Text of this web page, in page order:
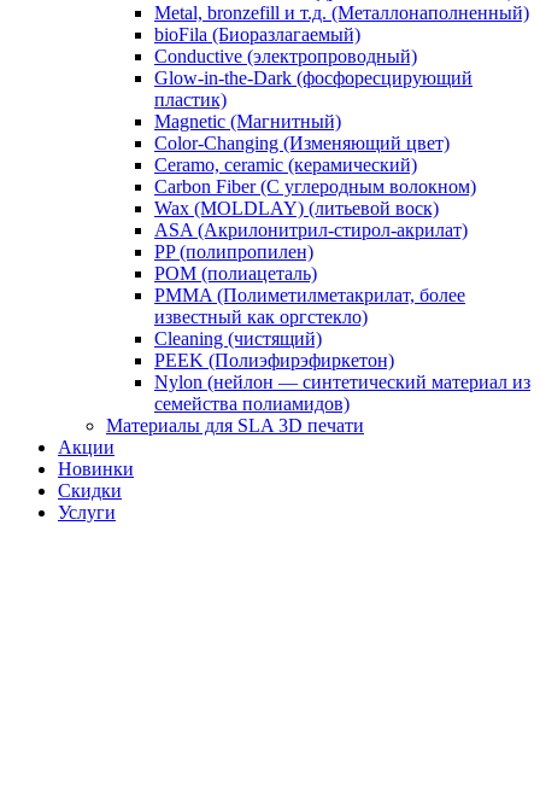
Metal, bronzefill и т.д. (Металлонаполненный)
bioFila (Биоразлагаемый)
Conductive (электропроводный)
Glow-in-the-Dark (фосфоресцирующий
пластик)
Magnetic (Магнитный)
Color-Changing (Изменяющий цвет)
​Ceramo, ceramic (керамический)
​Carbon Fiber (С углеродным волокном)
Wax (MOLDLAY) (литьевой воск)
​ASA (Акрилонитрил-стирол-акрилат)
​PP (полипропилен)
​POM (полиацеталь)
​PMMA (Полиметилметакрилат, более
известный как оргстекло)
​Cleaning (чистящий)
PEEK (Полиэфирэфиркетон)
​Nylon (нейлон — синтетический материал из
семейства полиамидов)
Материалы для SLA 3D печати
Акции
Новинки
Скидки
Услуги